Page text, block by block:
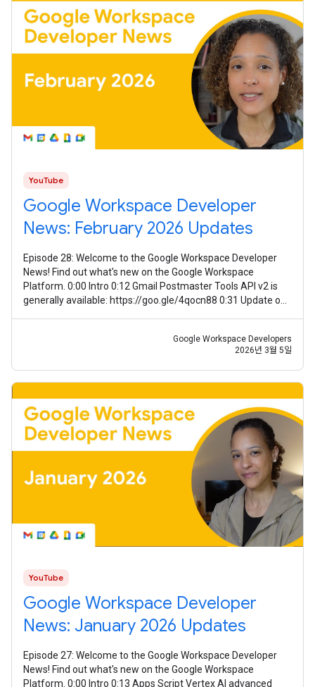
YouTube
Google Workspace Developer
News: February 2026 Updates
Episode 28: Welcome to the Google Workspace Developer
News! Find out what's new on the Google Workspace
Platform. 0:00 Intro 0:12 Gmail Postmaster Tools API v2 is
generally available: https://goo.gle/4qocn88 0:31 Update on
Google Workspace Developers
2026년 3월 5일
YouTube
Google Workspace Developer
News: January 2026 Updates
Episode 27: Welcome to the Google Workspace Developer
News! Find out what's new on the Google Workspace
Platform. 0:00 Intro 0:13 Apps Script Vertex AI advanced